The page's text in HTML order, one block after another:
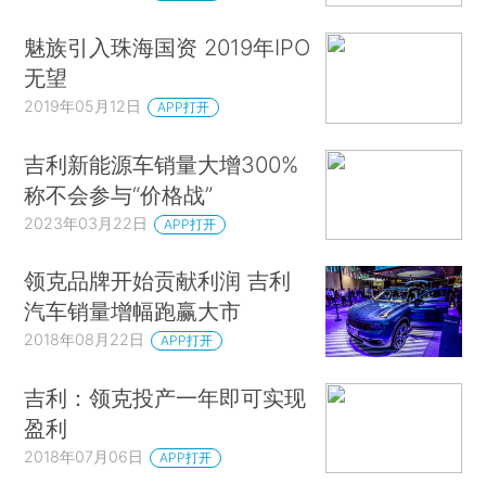
魅族引入珠海国资 2019年IPO
无望
2019年05月12日 APP打开
吉利新能源车销量大增300%
称不会参与“价格战”
2023年03月22日 APP打开
领克品牌开始贡献利润 吉利
汽车销量增幅跑赢大市
2018年08月22日 APP打开
吉利：领克投产一年即可实现
盈利
2018年07月06日 APP打开